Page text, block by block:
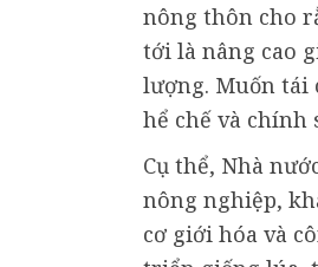
nông thôn cho
tới là nâng cao
lượng. Muốn tái
hể chế và chính
Cụ thể, Nhà
nông nghiệp,
cơ giới hóa và